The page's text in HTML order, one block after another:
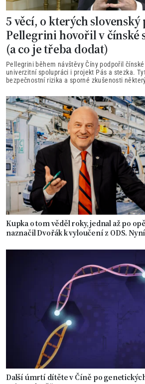
5 věcí, o kterých
Pellegrini hovořil v čínské
(a co je třeba dodat)
Pellegrini během návštěvy Číny podpořil
univerzitní spolupráci i projekt Pás a stezka.
bezpečnostní rizika a sporné zkušenosti
Kupka o tom věděl roky, jednal až po
naznačil Dvořák k vyloučení z ODS.
Další úmrtí dítěte v Číně po